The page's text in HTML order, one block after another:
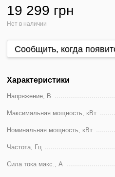
19 299 грн
Нет в наличии
Сообщить, когда
Характеристики
Напряжение, В
Максимальная мощность, кВт
Номинальная мощность, кВт
Частота, Гц
Сила тока макс., А